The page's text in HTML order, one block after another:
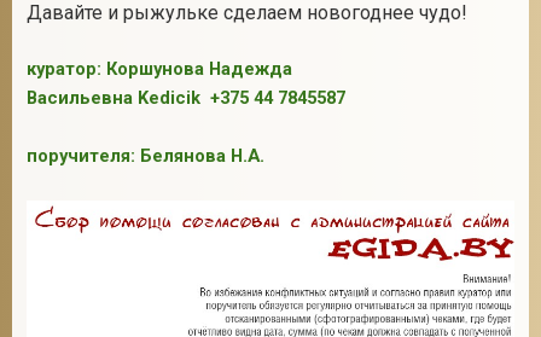
Давайте и рыжульке сделаем новогоднее чудо!
куратор: Коршунова Надежда
Васильевна Kedicik +375 44 7845587
поручителя: Белянова Н.А.